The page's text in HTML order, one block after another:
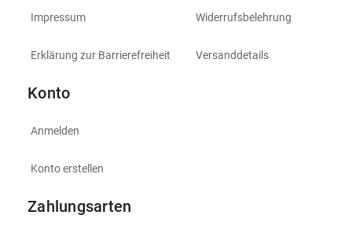
Impressum
Erklärung zur Barrierefreiheit
Widerrufsbelehrung
Versanddetails
Konto
Anmelden
Konto erstellen
Zahlungsarten